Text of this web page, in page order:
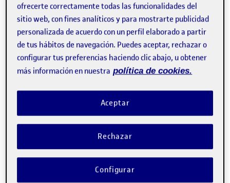
PARTE 1: «Games without Frontiers»
(Ilustración)
Tras escuchar la canción de Peter Gabriel, «Games
without Frontiers» comencé a hacer el diagrama
extrayendo las palabras utilizadas en la letra y
añadiendo algunos conceptos a los que la misma
canción me llevaba.
imágenes mentales y construir una visión general del
tema a tratar. También fomentan la generación de ideas
ofrecerte correctamente todas las funcionalidades del
sitio web, con fines analíticos y para mostrarte publicidad
personalizada de acuerdo con un perfil elaborado a partir
de tus hábitos de navegación. Puedes aceptar, rechazar o
configurar tus preferencias haciendo clic abajo, u obtener
más información en nuestra política de cookies.
Rechazar
Aceptar
Configurar